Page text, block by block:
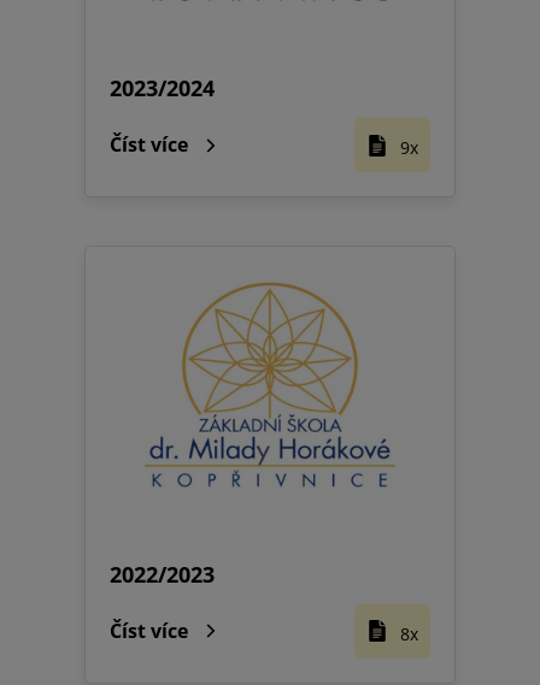
2023/2024
Číst více 9x
2022/2023
Číst více 8x